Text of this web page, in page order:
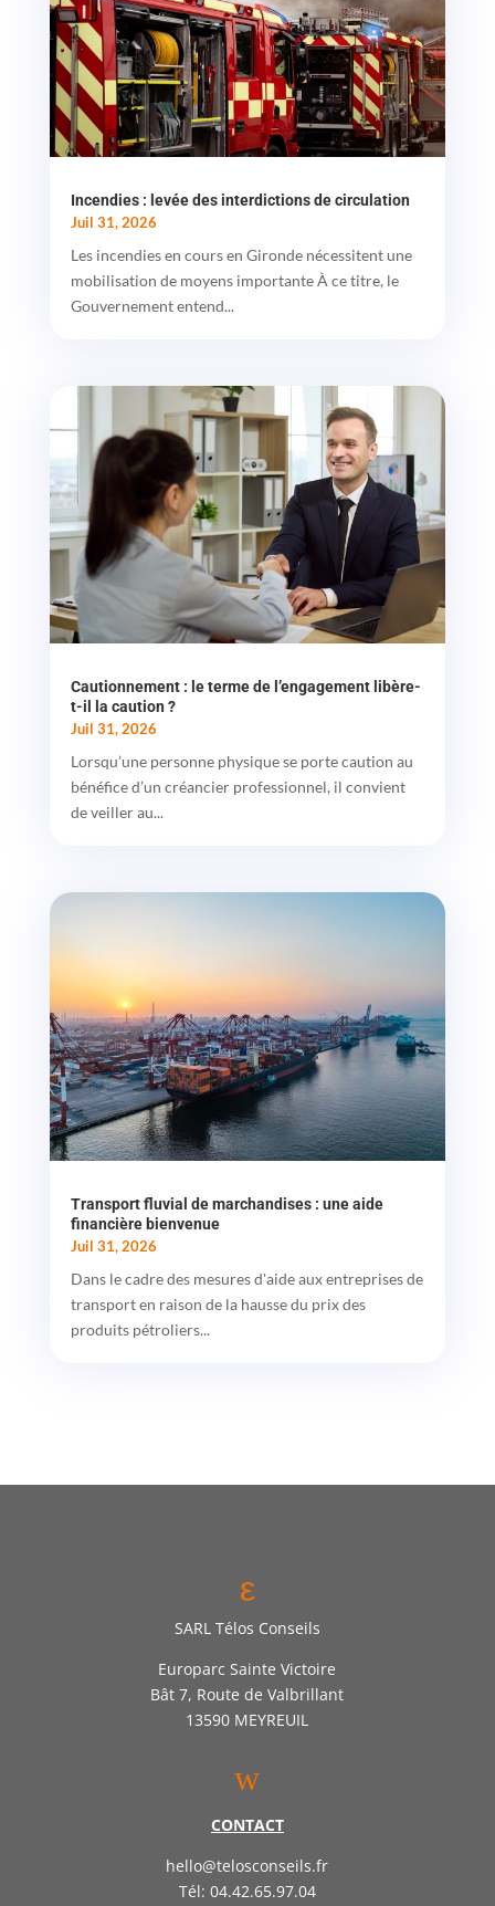
Incendies : levée des interdictions de circulation
Juil 31, 2026
Les incendies en cours en Gironde nécessitent une
mobilisation de moyens importante À ce titre, le
Gouvernement entend...
Cautionnement : le terme de l’engagement libère-
t-il la caution ?
Juil 31, 2026
Lorsqu’une personne physique se porte caution au
bénéfice d’un créancier professionnel, il convient
de veiller au...
Transport fluvial de marchandises : une aide
financière bienvenue
Juil 31, 2026
Dans le cadre des mesures d'aide aux entreprises de
transport en raison de la hausse du prix des
produits pétroliers...
ε
SARL Télos Conseils
Europarc Sainte Victoire
Bât 7, Route de Valbrillant
13590 MEYREUIL
w
CONTACT
hello@telosconseils.fr
Tél: 04.42.65.97.04